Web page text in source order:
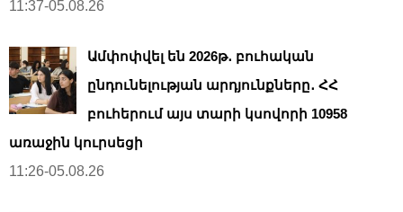
11:37-05.08.26
Ամփոփվել են 2026թ․ բուհական
ընդունելության արդյունքները․ ՀՀ
բուհերում այս տարի կսովորի 10958
առաջին կուրսեցի
11:26-05.08.26